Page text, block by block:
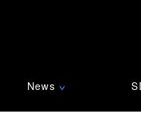
News ∨